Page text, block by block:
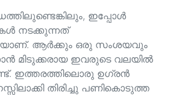
ഇപ്പോൾ
നടക്കുന്നത്
ആർക്കും ഒരു സംശയവും
മിടുക്കരായ ഇവരുടെ വലയിൽ
ഇത്തരത്തിലൊരു ഉഗ്രൻ
തിരിച്ചു പണികൊടുത്ത